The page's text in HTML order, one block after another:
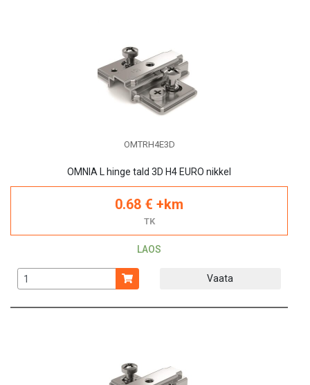
OMTRH4E3D
OMNIA L hinge tald 3D H4 EURO nikkel
0.68 € +km
TK
LAOS
Vaata